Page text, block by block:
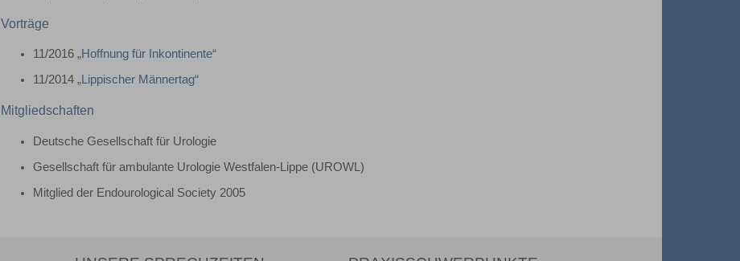
Vorträge
11/2016 „Hoffnung für Inkontinente“
11/2014 „Lippischer Männertag“
Mitgliedschaften
Deutsche Gesellschaft für Urologie
Gesellschaft für ambulante Urologie Westfalen-Lippe (UROWL)
Mitglied der Endourological Society 2005